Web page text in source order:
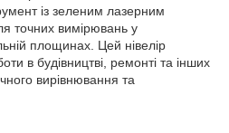
із зеленим лазерним
точних вимірювань у
площинах. Цей нівелір
в будівництві, ремонті та інших
вирівнювання та